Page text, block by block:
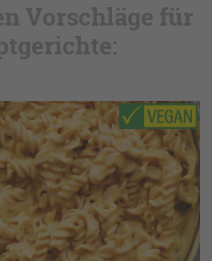
Vorschläge für